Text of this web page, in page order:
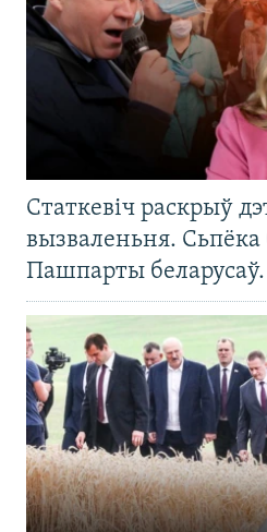
Статкевіч раскрыў
вызваленьня. Сьпёка
Пашпарты